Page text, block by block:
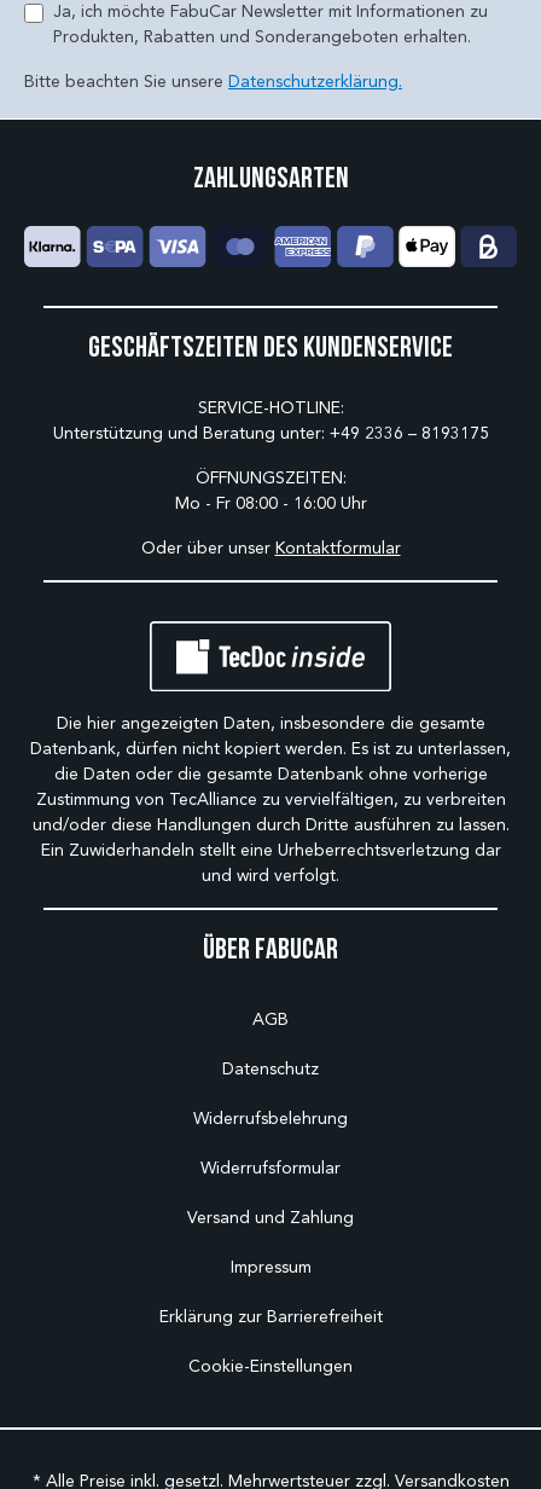
Ja, ich möchte FabuCar Newsletter mit Informationen zu
Produkten, Rabatten und Sonderangeboten erhalten.
Bitte beachten Sie unsere Datenschutzerklärung.
Über Fabucar
AGB
Datenschutz
Widerrufsbelehrung
Widerrufsformular
Versand und Zahlung
Impressum
Erklärung zur Barrierefreiheit
Cookie-Einstellungen
Geschäftszeiten des Kundenservice
SERVICE-HOTLINE:
Unterstützung und Beratung unter: +49 2336 – 8193175
ÖFFNUNGSZEITEN:
Mo - Fr 08:00 - 16:00 Uhr
Oder über unser Kontaktformular
Zahlungsarten
Die hier angezeigten Daten, insbesondere die gesamte
Datenbank, dürfen nicht kopiert werden. Es ist zu unterlassen,
die Daten oder die gesamte Datenbank ohne vorherige
Zustimmung von TecAlliance zu vervielfältigen, zu verbreiten
und/oder diese Handlungen durch Dritte ausführen zu lassen.
Ein Zuwiderhandeln stellt eine Urheberrechtsverletzung dar
und wird verfolgt.
* Alle Preise inkl. gesetzl. Mehrwertsteuer zzgl. Versandkosten